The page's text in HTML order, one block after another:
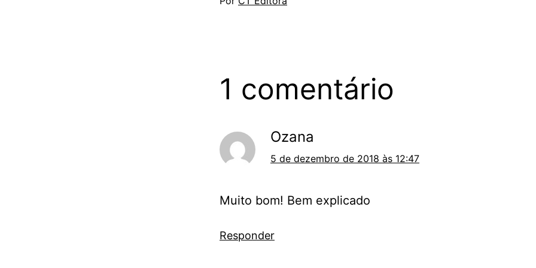
1 comentário
Ozana
5 de dezembro de 2018 às 12:47
Muito bom! Bem explicado
Responder